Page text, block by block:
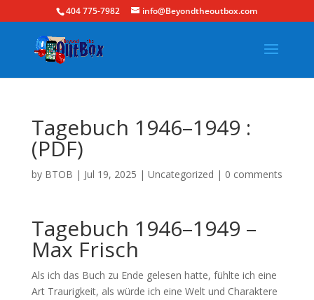
404 775-7982 info@Beyondtheoutbox.com
Tagebuch 1946–1949 :
(PDF)
by BTOB | Jul 19, 2025 | Uncategorized | 0 comments
Tagebuch 1946–1949 –
Max Frisch
Als ich das Buch zu Ende gelesen hatte, fühlte ich eine
Art Traurigkeit, als würde ich eine Welt und Charaktere